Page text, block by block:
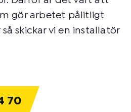
gör arbetet pålitligt
skickar vi en installatör
70